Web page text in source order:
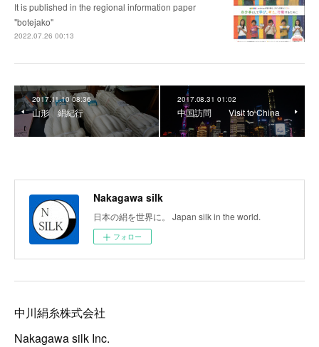
It is published in the regional information paper
"botejako"
2022.07.26 00:13
2017.11.10 08:36
山形 絹紀行
2017.08.31 01:02
中国訪問 Visit to China
Nakagawa silk
日本の絹を世界に。 Japan silk in the world.
フォロー
中川絹糸株式会社
Nakagawa silk Inc.